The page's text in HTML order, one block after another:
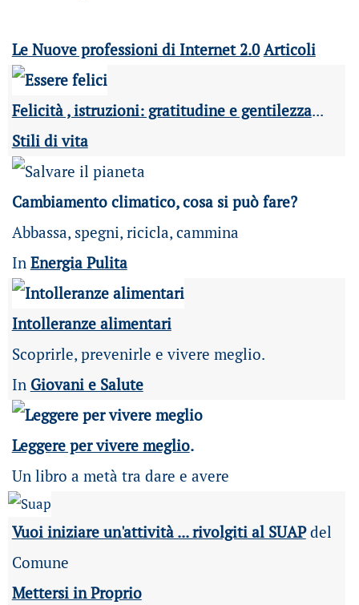
Le Nuove professioni di Internet 2.0 Articoli
Felicità , istruzioni: gratitudine e gentilezza...
Stili di vita
Cambiamento climatico, cosa si può fare?
Abbassa, spegni, ricicla, cammina
In Energia Pulita
Intolleranze alimentari
Scoprirle, prevenirle e vivere meglio.
In Giovani e Salute
Leggere per vivere meglio.
Un libro a metà tra dare e avere
Vuoi iniziare un'attività ... rivolgiti al SUAPdel
Comune
Mettersi in Proprio